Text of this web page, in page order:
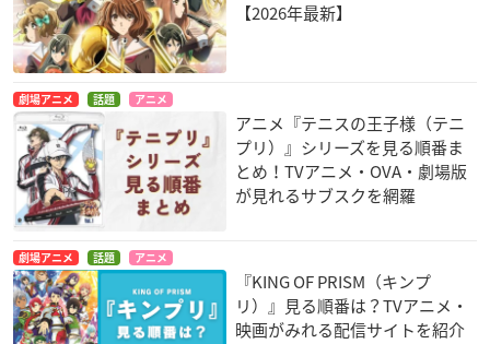
【2026年最新】
劇場アニメ 話題 アニメ
アニメ『テニスの王子様（テニ
プリ）』シリーズを見る順番ま
とめ！TVアニメ・OVA・劇場版
が見れるサブスクを網羅
劇場アニメ 話題 アニメ
『KING OF PRISM（キンプ
リ）』見る順番は？TVアニメ・
映画がみれる配信サイトを紹介